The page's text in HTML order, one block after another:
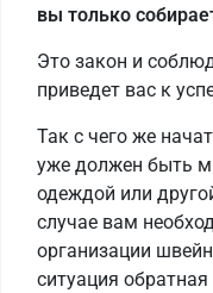
вы только
Это закон и
приведет вас к
Так с чего же
уже должен быть
одеждой или
случае вам
организации
ситуация